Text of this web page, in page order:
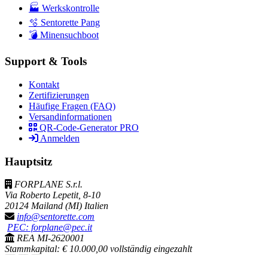
🏭 Werkskontrolle
🫧 Sentorette Pang
💣 Minensuchboot
Support & Tools
Kontakt
Zertifizierungen
Häufige Fragen (FAQ)
Versandinformationen
QR-Code-Generator PRO
Anmelden
Hauptsitz
FORPLANE S.r.l.
Via Roberto Lepetit, 8-10
20124 Mailand (MI) Italien
info@sentorette.com
PEC: forplane@pec.it
REA MI-2620001
Stammkapital: € 10.000,00 vollständig eingezahlt